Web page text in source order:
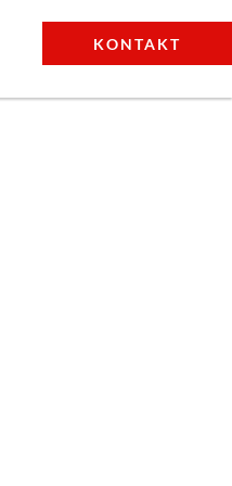
KONTAKT
KONTAKT